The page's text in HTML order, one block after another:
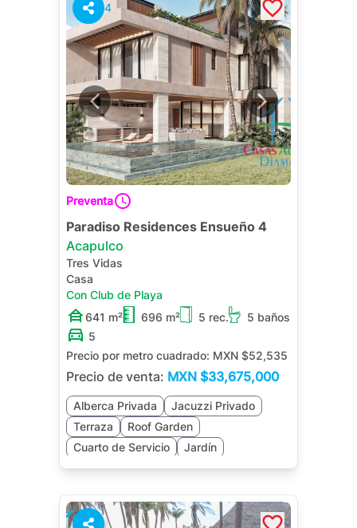
4
Preventa
Paradiso Residences Ensueño 4
Acapulco
Tres Vidas
Casa
Con Club de Playa
641 m²
696 m² 5 rec.
5 baños
5
Precio por metro cuadrado: MXN $52,535
Precio de venta: MXN $33,675,000
Alberca Privada
Jacuzzi Privado
Terraza
Roof Garden
Cuarto de Servicio
Jardín